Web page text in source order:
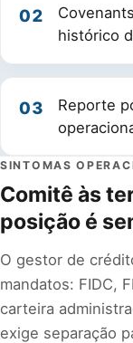
02
histórico
03
Reporte
SINTOMAS
Comitê às
posição é
O gestor de
mandatos: FIDC,
carteira
exige separação